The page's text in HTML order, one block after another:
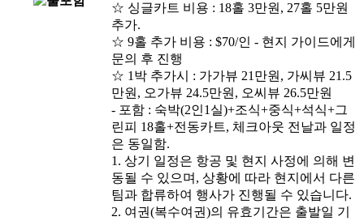
☆ 싱글카트 비용 : 18홀 3만원, 27홀 5만원
추가.
☆ 9홀 추가 비용 : $70/인 - 현지 가이드에게
문의 후 진행
☆ 1박 추가시 : 가가뷰 21만원, 가씨뷰 21.5
만원, 오가뷰 24.5만원, 오씨뷰 26.5만원
- 포함 : 숙박(2인1실)+조식+중식+석식+그
린피 18홀+전동카트, 체크아웃 전날과 일정
은 동일함.
1. 상기 일정은 항공 및 현지 사정에 의해 변
동될 수 있으며, 상황에 따라 현지에서 다른
팀과 합류하여 행사가 진행될 수 있습니다.
2. 여권(복수여권)의 유효기간은 출발일 기